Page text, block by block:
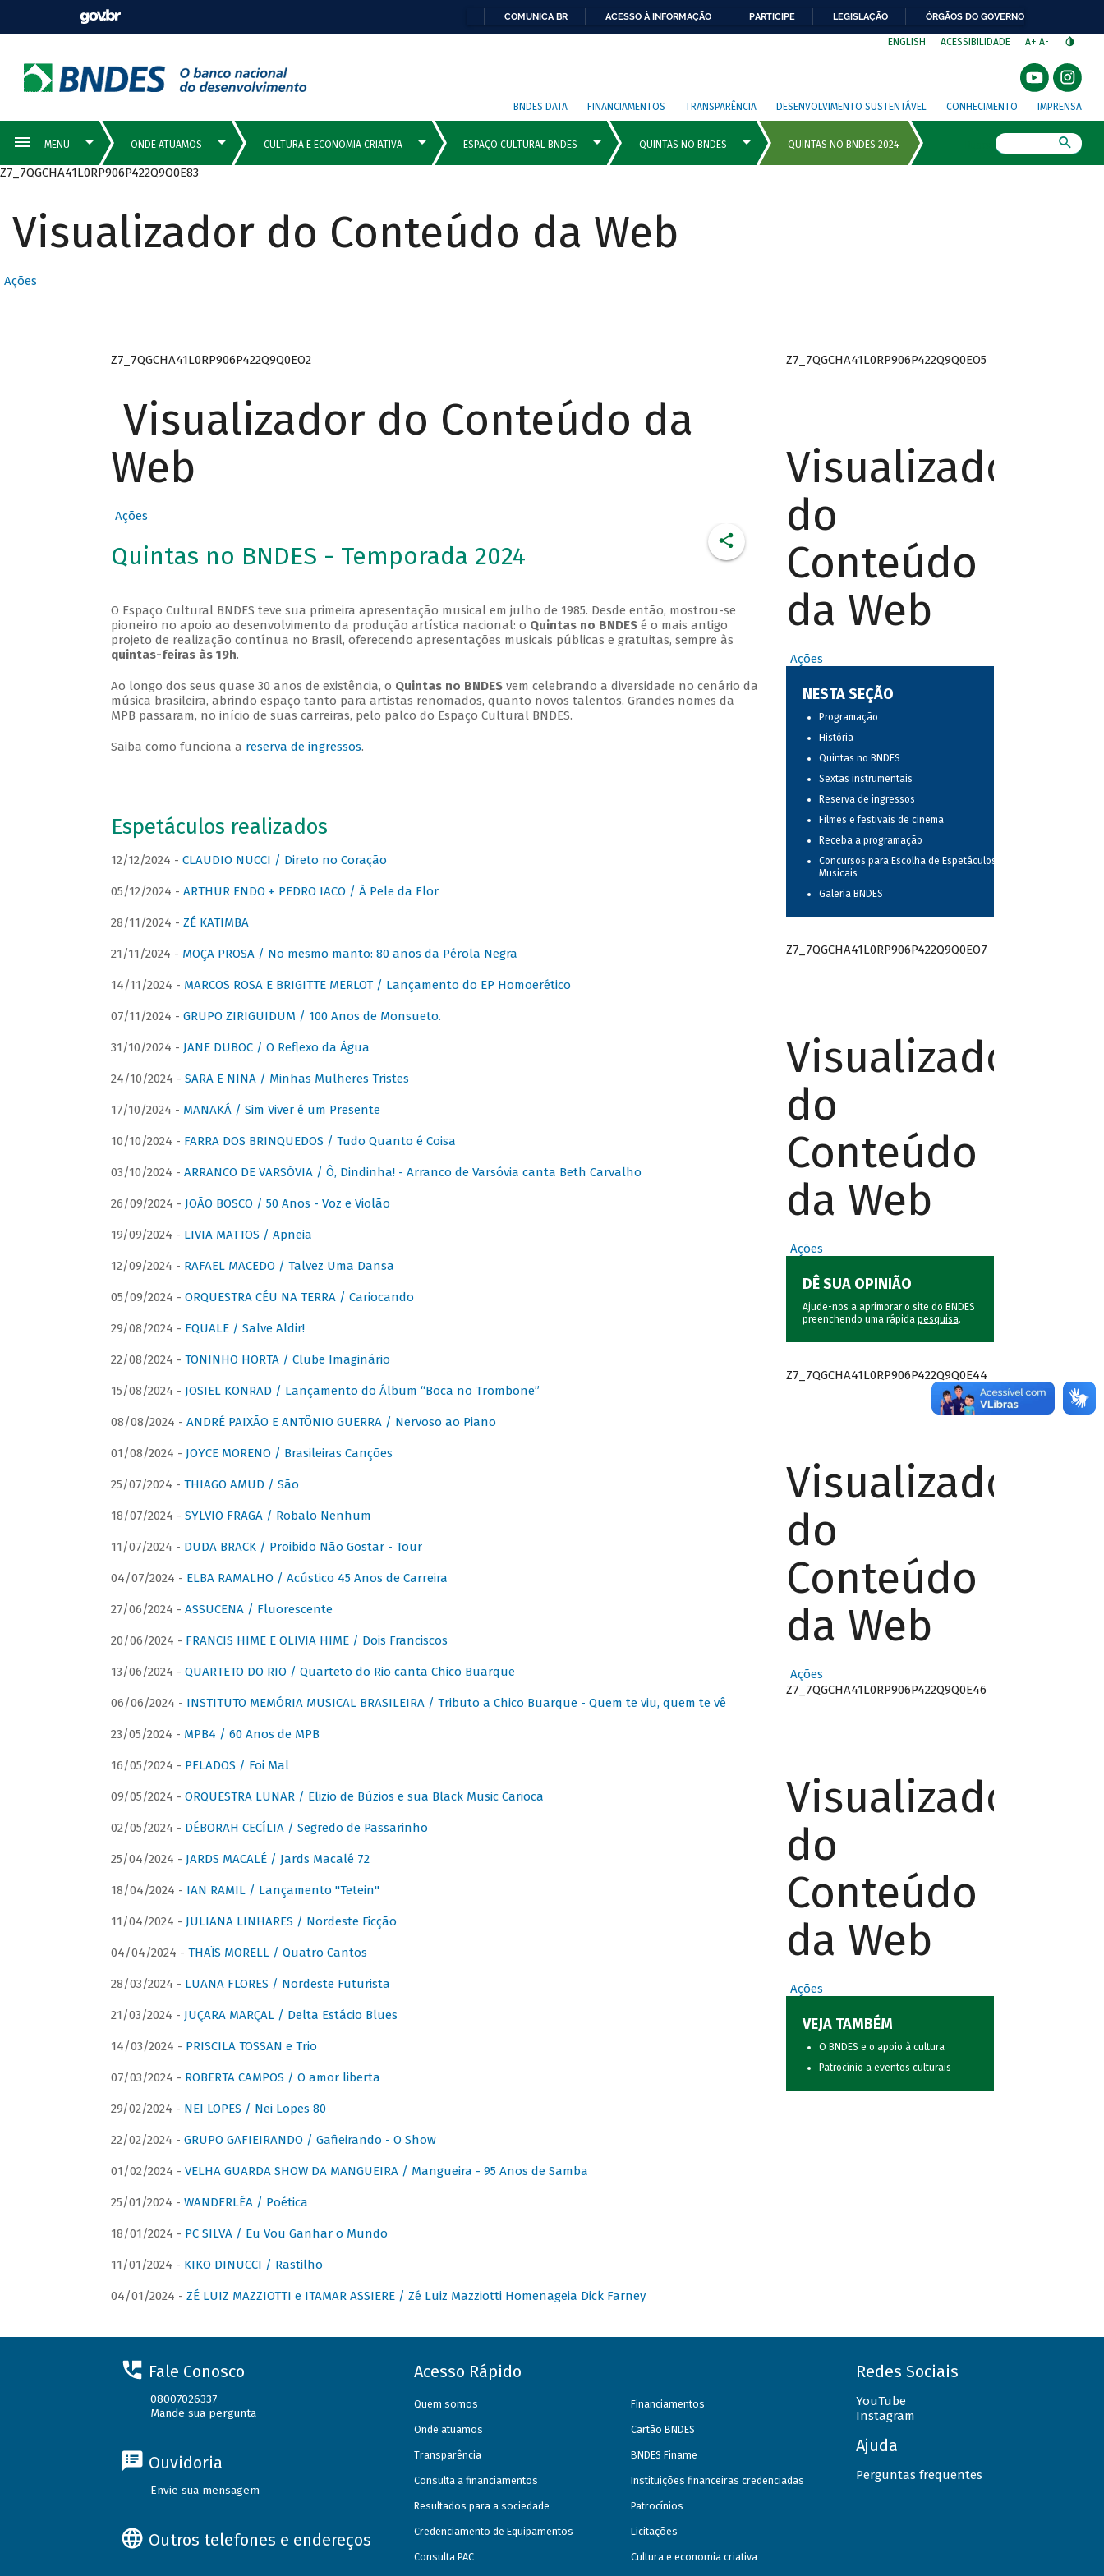
COMUNICA BR ACESSO À INFORMAÇÃO PARTICIPE LEGISLAÇÃO ÓRGÃOS DO GOVERNO
ENGLISH ACESSIBILIDADE A+ A-
BNDES DATA FINANCIAMENTOS TRANSPARÊNCIA DESENVOLVIMENTO SUSTENTÁVEL CONHECIMENTO IMPRENSA
Z7_7QGCHA41L0RP906P422Q9Q0E83
Visualizador do Conteúdo da Web
Ações
Z7_7QGCHA41L0RP906P422Q9Q0EO2
Visualizador do Conteúdo da
Web
Ações
Quintas no BNDES - Temporada 2024
O Espaço Cultural BNDES teve sua primeira apresentação musical em julho de 1985. Desde então, mostrou-se
pioneiro no apoio ao desenvolvimento da produção artística nacional: o Quintas no BNDESé o mais antigo
projeto de realização contínua no Brasil, oferecendo apresentações musicais públicas e gratuitas, sempre às
quintas-feiras às 19h.
Ao longo dos seus quase 30 anos de existência, o Quintas no BNDESvem celebrando a diversidade no cenário da
música brasileira, abrindo espaço tanto para artistas renomados, quanto novos talentos. Grandes nomes da
MPB passaram, no início de suas carreiras, pelo palco do Espaço Cultural BNDES.
Saiba como funciona a reserva de ingressos.
Espetáculos realizados
12/12/2024 - CLAUDIO NUCCI / Direto no Coração
05/12/2024 - ARTHUR ENDO + PEDRO IACO / À Pele da Flor
28/11/2024 - ZÉ KATIMBA
21/11/2024 - MOÇA PROSA / No mesmo manto: 80 anos da Pérola Negra
14/11/2024 - MARCOS ROSA E BRIGITTE MERLOT / Lançamento do EP Homoerético
07/11/2024 - GRUPO ZIRIGUIDUM / 100 Anos de Monsueto.
31/10/2024 - JANE DUBOC / O Reflexo da Água
24/10/2024 - SARA E NINA / Minhas Mulheres Tristes
17/10/2024 - MANAKÁ / Sim Viver é um Presente
10/10/2024 - FARRA DOS BRINQUEDOS / Tudo Quanto é Coisa
03/10/2024 - ARRANCO DE VARSÓVIA / Ô, Dindinha! - Arranco de Varsóvia canta Beth Carvalho
26/09/2024 - JOÃO BOSCO / 50 Anos - Voz e Violão
19/09/2024 - LIVIA MATTOS / Apneia
12/09/2024 - RAFAEL MACEDO / Talvez Uma Dansa
05/09/2024 - ORQUESTRA CÉU NA TERRA / Cariocando
29/08/2024 - EQUALE / Salve Aldir!
22/08/2024 - TONINHO HORTA / Clube Imaginário
15/08/2024 - JOSIEL KONRAD / Lançamento do Álbum “Boca no Trombone”
08/08/2024 - ANDRÉ PAIXÃO E ANTÔNIO GUERRA / Nervoso ao Piano
01/08/2024 - JOYCE MORENO / Brasileiras Canções
25/07/2024 - THIAGO AMUD / São
18/07/2024 - SYLVIO FRAGA / Robalo Nenhum
11/07/2024 - DUDA BRACK / Proibido Não Gostar - Tour
04/07/2024 - ELBA RAMALHO / Acústico 45 Anos de Carreira
27/06/2024 - ASSUCENA / Fluorescente
20/06/2024 - FRANCIS HIME E OLIVIA HIME / Dois Franciscos
13/06/2024 - QUARTETO DO RIO / Quarteto do Rio canta Chico Buarque
06/06/2024 - INSTITUTO MEMÓRIA MUSICAL BRASILEIRA / Tributo a Chico Buarque - Quem te viu, quem te vê
23/05/2024 - MPB4 / 60 Anos de MPB
16/05/2024 - PELADOS / Foi Mal
09/05/2024 - ORQUESTRA LUNAR / Elizio de Búzios e sua Black Music Carioca
02/05/2024 - DÉBORAH CECÍLIA / Segredo de Passarinho
25/04/2024 - JARDS MACALÉ / Jards Macalé 72
18/04/2024 - IAN RAMIL / Lançamento "Tetein"
11/04/2024 - JULIANA LINHARES / Nordeste Ficção
04/04/2024 - THAÏS MORELL / Quatro Cantos
28/03/2024 - LUANA FLORES / Nordeste Futurista
21/03/2024 - JUÇARA MARÇAL / Delta Estácio Blues
14/03/2024 - PRISCILA TOSSAN e Trio
07/03/2024 - ROBERTA CAMPOS / O amor liberta
29/02/2024 - NEI LOPES / Nei Lopes 80
22/02/2024 - GRUPO GAFIEIRANDO / Gafieirando - O Show
01/02/2024 - VELHA GUARDA SHOW DA MANGUEIRA / Mangueira - 95 Anos de Samba
25/01/2024 - WANDERLÉA / Poética
18/01/2024 - PC SILVA / Eu Vou Ganhar o Mundo
11/01/2024 - KIKO DINUCCI / Rastilho
04/01/2024 - ZÉ LUIZ MAZZIOTTI e ITAMAR ASSIERE / Zé Luiz Mazziotti Homenageia Dick Farney
Z7_7QGCHA41L0RP906P422Q9Q0EO5
Visualizador
do
Conteúdo
da Web
Ações
NESTA SEÇÃO
Programação
História
Quintas no BNDES
Sextas instrumentais
Reserva de ingressos
Filmes e festivais de cinema
Receba a programação
Concursos para Escolha de Espetáculos
Musicais
Galeria BNDES
Z7_7QGCHA41L0RP906P422Q9Q0EO7
Visualizador
do
Conteúdo
da Web
Ações
DÊ SUA OPINIÃO
Ajude-nos a aprimorar o site do BNDES
preenchendo uma rápida pesquisa.
Z7_7QGCHA41L0RP906P422Q9Q0E44
Visualizador
do
Conteúdo
da Web
Ações
Z7_7QGCHA41L0RP906P422Q9Q0E46
Visualizador
do
Conteúdo
da Web
Ações
VEJA TAMBÉM
O BNDES e o apoio à cultura
Patrocínio a eventos culturais
Fale Conosco
08007026337
Mande sua pergunta
Ouvidoria
Envie sua mensagem
Outros telefones e endereços
Acesso Rápido
Quem somos
Onde atuamos
Transparência
Consulta a financiamentos
Resultados para a sociedade
Credenciamento de Equipamentos
Consulta PAC
Financiamentos
Cartão BNDES
BNDES Finame
Instituições financeiras credenciadas
Patrocínios
Licitações
Cultura e economia criativa
Redes Sociais
YouTube
Instagram
Ajuda
Perguntas frequentes